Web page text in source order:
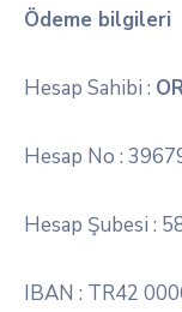
Ödeme bilgileri
Hesap Sahibi :
Hesap No :
Hesap Şubesi :
IBAN : TR42